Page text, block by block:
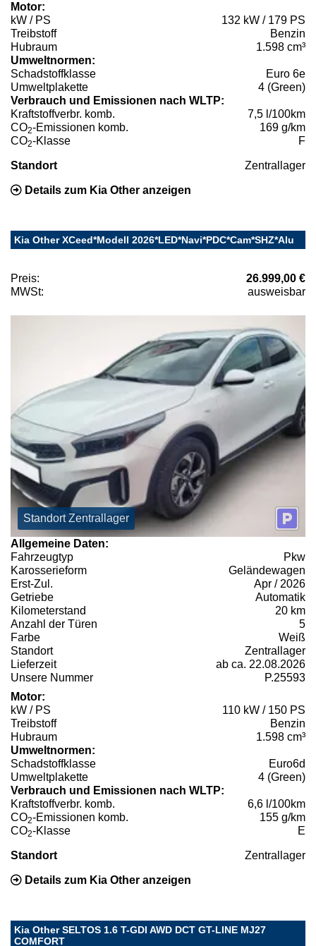
Motor:
kW / PS
132 kW / 179 PS
Treibstoff
Benzin
Hubraum
1.598 cm³
Umweltnormen:
Schadstoffklasse
Euro 6e
Umweltplakette
4 (Green)
Verbrauch und Emissionen nach WLTP:
Kraftstoffverbr. komb.
7,5 l/100km
CO2-Emissionen komb.
169 g/km
CO2-Klasse F
Standort Zentrallager
Details zum Kia Other anzeigen
Kia Other XCeed*Modell 2026*LED*Navi*PDC*Cam*SHZ*Alu
Preis:
26.999,00 €
MWSt:
ausweisbar
Standort Zentrallager
Allgemeine Daten:
Fahrzeugtyp
Pkw
Karosserieform
Geländewagen
Erst-Zul.
Apr / 2026
Getriebe
Automatik
Kilometerstand
20 km
Anzahl der Türen
5
Farbe
Weiß
Standort
Zentrallager
Lieferzeit
ab ca. 22.08.2026
Unsere Nummer
P.25593
Motor:
kW / PS
110 kW / 150 PS
Treibstoff
Benzin
Hubraum
1.598 cm³
Umweltnormen:
Schadstoffklasse
Euro6d
Umweltplakette
4 (Green)
Verbrauch und Emissionen nach WLTP:
Kraftstoffverbr. komb.
6,6 l/100km
CO2-Emissionen komb.
155 g/km
CO2-Klasse E
Standort Zentrallager
Details zum Kia Other anzeigen
Kia Other SELTOS 1.6 T-GDI AWD DCT GT-LINE MJ27
COMFORT